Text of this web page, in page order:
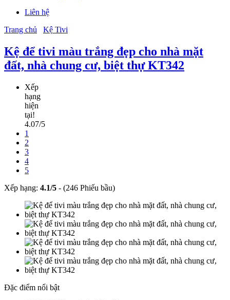
Liên hệ
Trang chủ
Kệ Tivi
Kệ để tivi màu trắng đẹp cho nhà mặt
đất, nhà chung cư, biệt thự KT342
Xếp
hạng
hiện
tại!
4.07/5
1
2
3
4
5
Xếp hạng: 4.1/5 - (246 Phiếu bầu)
Đặc điểm nổi bật